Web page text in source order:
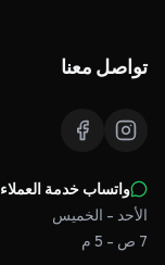
تواصل معنا
واتساب خدمة العملاء
الأحد - الخميس
7 ص - 5 م